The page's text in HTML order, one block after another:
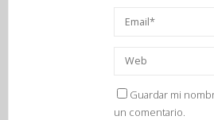
Guardar mi
un comentario.